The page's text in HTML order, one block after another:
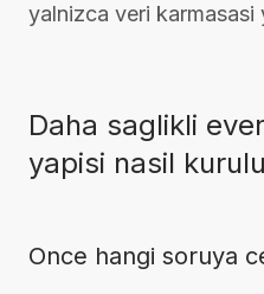
yalnizca veri karmasasi
Daha saglikli
yapisi nasil
Once hangi soruya